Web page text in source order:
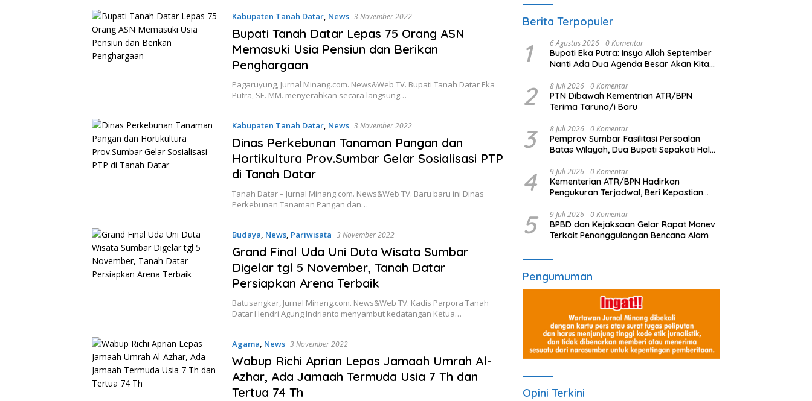
Kabupaten Tanah Datar, News 3 November 2022
Bupati Tanah Datar Lepas 75 Orang ASN
Memasuki Usia Pensiun dan Berikan
Penghargaan
Pagaruyung, Jurnal Minang.com. News&Web TV. Bupati Tanah Datar Eka
Putra, SE. MM. menyerahkan secara langsung…
Kabupaten Tanah Datar, News 3 November 2022
Dinas Perkebunan Tanaman Pangan dan
Hortikultura Prov.Sumbar Gelar Sosialisasi PTP
di Tanah Datar
Tanah Datar – Jurnal Minang.com. News&Web TV. Baru baru ini Dinas
Perkebunan Tanaman Pangan dan…
Budaya, News, Pariwisata 3 November 2022
Grand Final Uda Uni Duta Wisata Sumbar
Digelar tgl 5 November, Tanah Datar
Persiapkan Arena Terbaik
Batusangkar, Jurnal Minang.com. News&Web TV. Kadis Parpora Tanah
Datar Hendri Agung Indrianto menyambut kedatangan Ketua…
Agama, News 3 November 2022
Wabup Richi Aprian Lepas Jamaah Umrah Al-
Azhar, Ada Jamaah Termuda Usia 7 Th dan
Tertua 74 Th
Berita Terpopuler
1 6 Agustus 2026 0 Komentar
Bupati Eka Putra: Insya Allah September
Nanti Ada Dua Agenda Besar Akan Kita
2 8 Juli 2026 0 Komentar
PTN Dibawah Kementrian ATR/BPN
Terima Taruna/i Baru
3 8 Juli 2026 0 Komentar
Pemprov Sumbar Fasilitasi Persoalan
Batas Wilayah, Dua Bupati Sepakati Hal
4 9 Juli 2026 0 Komentar
Kementerian ATR/BPN Hadirkan
Pengukuran Terjadwal, Beri Kepastian
5 9 Juli 2026 0 Komentar
BPBD dan Kejaksaan Gelar Rapat Monev
Terkait Penanggulangan Bencana Alam
Pengumuman
Opini Terkini